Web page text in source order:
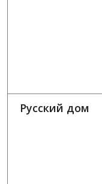
Русский дом